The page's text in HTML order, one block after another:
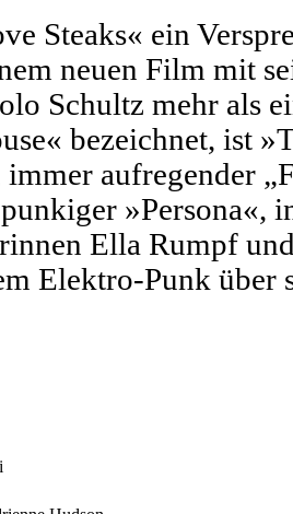
Steaks« ein
neuen Film mit
Schultz mehr als
bezeichnet, ist
aufregender
»Persona«,
Ella Rumpf
Elektro-Punk über